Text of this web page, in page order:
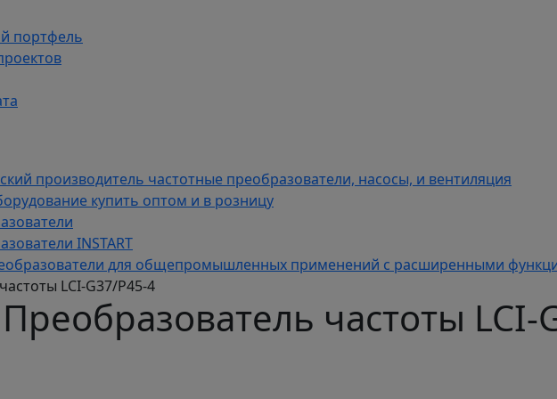
портфель
производитель частотные преобразователи, насосы, и вентиляция
купить оптом и в розницу
INSTART
для общепромышленных применений с расширенными
LCI-G37/P45-4
Преобразователь частоты LCI-